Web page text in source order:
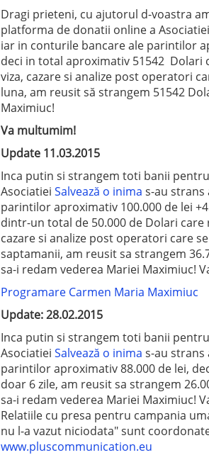
Dragi prieteni, cu ajutorul d-voastra
platforma de donatii online a
iar in conturile bancare ale parintilor
deci in total aproximativ 51542
viza, cazare si analize post operatori
luna, am reusit să strangem 51542
Maximiuc!
Va multumim!
Update 11.03.2015
Inca putin si strangem toti banii
Asociatiei Salvează o inima s-au strans
parintilor aproximativ 100.000 de lei
dintr-un total de 50.000 de Dolari
cazare si analize post operatori care
saptamanii, am reusit sa strangem
sa-i redam vederea Mariei Maximiuc!
Programare Carmen Maria Maximiuc
Update: 28.02.2015
Inca putin si strangem toti banii
Asociatiei Salvează o inima s-au strans
parintilor aproximativ 88.000 de lei,
doar 6 zile, am reusit sa strangem
sa-i redam vederea Mariei Maximiuc!
Relatiile cu presa pentru campania
nu l-a vazut niciodata" sunt
www.pluscommunication.eu